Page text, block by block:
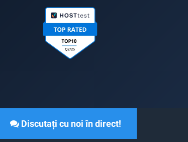
Discutați cu noi în direct!